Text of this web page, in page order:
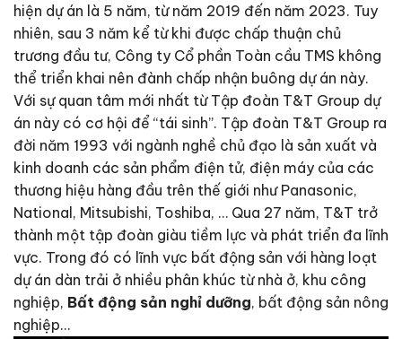
hiện dự án là 5 năm, từ năm 2019 đến năm 2023. Tuy
nhiên, sau 3 năm kể từ khi được chấp thuận chủ
trương đầu tư, Công ty Cổ phần Toàn cầu TMS không
thể triển khai nên đành chấp nhận buông dự án này.
Với sự quan tâm mới nhất từ Tập đoàn T&T Group dự
án này có cơ hội để “tái sinh”. Tập đoàn T&T Group ra
đời năm 1993 với ngành nghề chủ đạo là sản xuất và
kinh doanh các sản phẩm điện tử, điện máy của các
thương hiệu hàng đầu trên thế giới như Panasonic,
National, Mitsubishi, Toshiba, … Qua 27 năm, T&T trở
thành một tập đoàn giàu tiềm lực và phát triển đa lĩnh
vực. Trong đó có lĩnh vực bất động sản với hàng loạt
dự án dàn trải ở nhiều phân khúc từ nhà ở, khu công
nghiệp, Bất động sản nghỉ dưỡng, bất động sản nông
nghiệp…